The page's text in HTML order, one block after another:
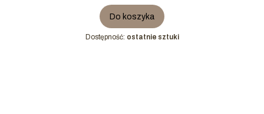
Do koszyka
Dostępność: ostatnie sztuki